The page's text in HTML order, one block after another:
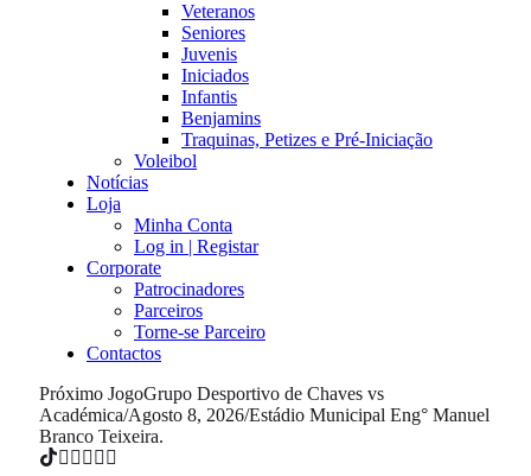
Veteranos
Seniores
Juvenis
Iniciados
Infantis
Benjamins
Traquinas, Petizes e Pré-Iniciação
Voleibol
Notícias
Loja
Minha Conta
Log in | Registar
Corporate
Patrocinadores
Parceiros
Torne-se Parceiro
Contactos
Próximo JogoGrupo Desportivo de Chaves vs
Académica/Agosto 8, 2026/Estádio Municipal Eng° Manuel
Branco Teixeira.